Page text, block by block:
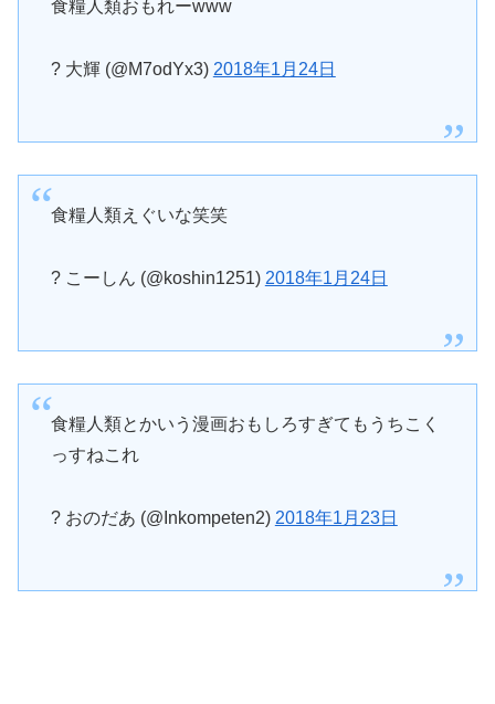
食糧人類おもれーwww
? 大輝 (@M7odYx3) 2018年1月24日
食糧人類えぐいな笑笑
? こーしん (@koshin1251) 2018年1月24日
食糧人類とかいう漫画おもしろすぎてもうちこく
っすねこれ
? おのだあ (@Inkompeten2) 2018年1月23日